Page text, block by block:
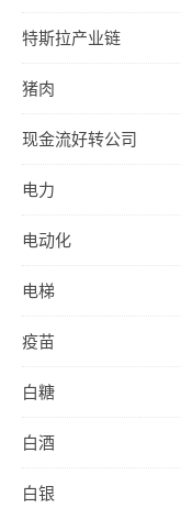
特斯拉产业链
猪肉
现金流好转公司
电力
电动化
电梯
疫苗
白糖
白酒
白银